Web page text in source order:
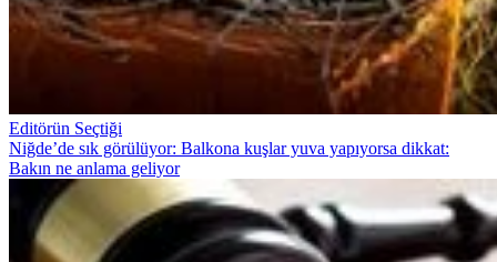
Editörün Seçtiği
Niğde’de sık görülüyor: Balkona kuşlar yuva yapıyorsa dikkat:
Bakın ne anlama geliyor